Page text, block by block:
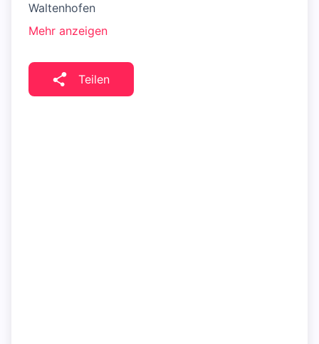
Waltenhofen
Mehr anzeigen
Teilen